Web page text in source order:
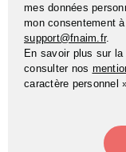
mes données
mon consentement
support@fnaim.fr.
En savoir plus sur
consulter nos
caractère personnel